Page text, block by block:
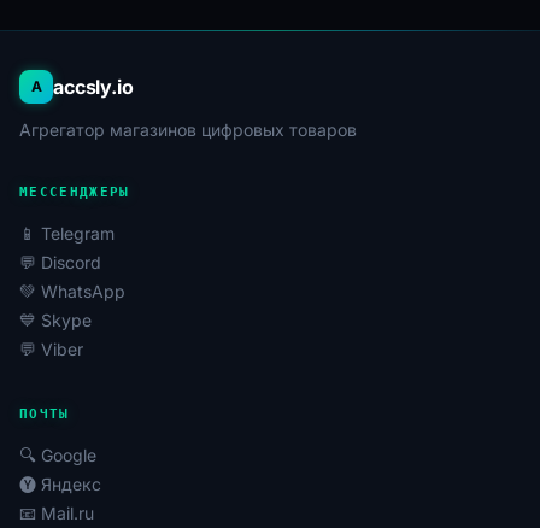
A accsly.io
Агрегатор магазинов цифровых товаров
МЕССЕНДЖЕРЫ
📱 Telegram
💬 Discord
💚 WhatsApp
💙 Skype
💬 Viber
ПОЧТЫ
🔍 Google
🅨 Яндекс
📧 Mail.ru